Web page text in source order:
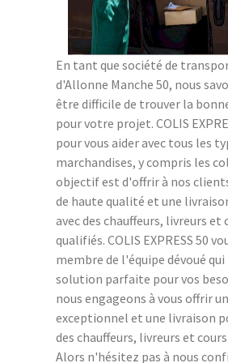
En tant que société de
d'Allonne Manche 50, nous
être difficile de trouver la
pour votre projet. COLIS
pour vous aider avec tous les
marchandises, y compris les
objectif est d'offrir à nos
de haute qualité et une
avec des chauffeurs, livreurs et
qualifiés. COLIS EXPRESS 50
membre de l'équipe dévoué
solution parfaite pour vos
nous engageons à vous offrir
exceptionnel et une livraison
des chauffeurs, livreurs et
Alors n'hésitez pas à nous